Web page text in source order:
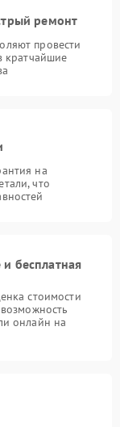
ремонт
провести
кратчайшие
на
что
бесплатная
стоимости
онлайн на